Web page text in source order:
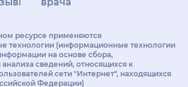
врачам
ресурсе применяются
технологии (информационные технологии
на основе сбора,
сведений, относящихся к
сети "Интернет", находящихся
Федерации)